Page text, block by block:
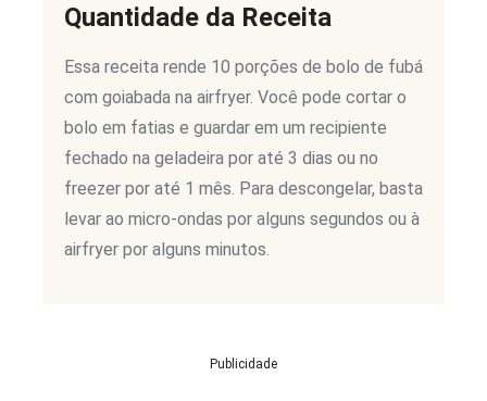
Quantidade da Receita
Essa receita rende 10 porções de bolo de fubá
com goiabada na airfryer. Você pode cortar o
bolo em fatias e guardar em um recipiente
fechado na geladeira por até 3 dias ou no
freezer por até 1 mês. Para descongelar, basta
levar ao micro-ondas por alguns segundos ou à
airfryer por alguns minutos.
Publicidade